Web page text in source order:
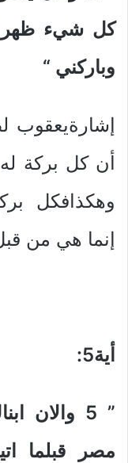
كل شيء ظهر
وباركني “
إشارةيعقوب
أن كل بركة له
وهكذافكل
إنما هي من
أية5 :
” 5
والان
مصر قبلما